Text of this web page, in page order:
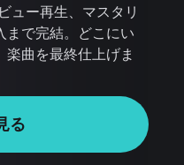
ュー再生、マスタリ
まで完結。どこにい
曲を最終仕上げま
る